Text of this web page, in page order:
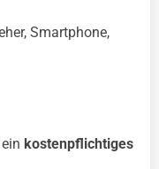
Smartphone,
kostenpflichtiges